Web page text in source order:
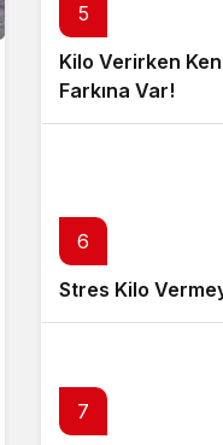
5
Kilo Verirken
Farkına Var!
6
Stres Kilo
7